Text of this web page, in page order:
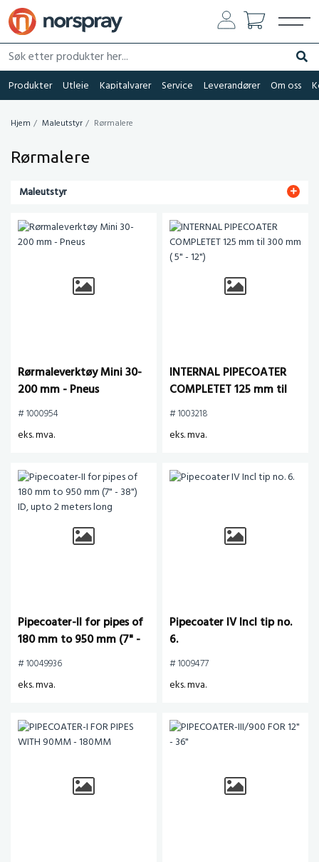
Søk etter produkter her...
Søk
Produkter Utleie Kapitalvarer Service Leverandører Om oss
Hjem Maleutstyr Rørmalere
Rørmalere
Maleutstyr
Rørmaleverktøy Mini 30-
200 mm - Pneus
# 1000954
eks. mva.
INTERNAL PIPECOATER
COMPLETET 125 mm til
300 mm ( 5" - 12")
# 1003218
eks. mva.
Pipecoater-II for pipes of
180 mm to 950 mm (7" -
38") ID, upto 2 meters
# 10049936
eks. mva.
Pipecoater IV Incl tip no.
6.
# 1009477
eks. mva.